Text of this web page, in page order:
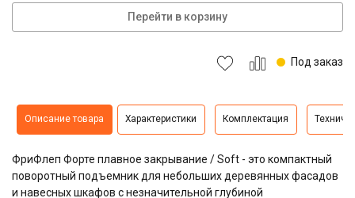
Перейти в корзину
Под заказ
Описание товара Характеристики Комплектация
ФриФлеп Форте плавное закрывание / Soft - это компактный
поворотный подъемник для небольших деревянных фасадов
и навесных шкафов с незначительной глубиной